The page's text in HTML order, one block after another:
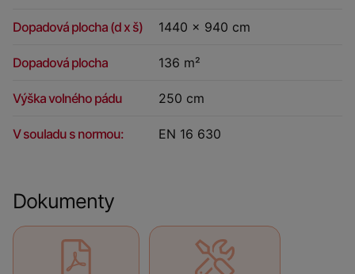
Dopadová plocha (d x š) 1440 x 940 cm
Dopadová plocha 136 m²
Výška volného pádu 250 cm
V souladu s normou: EN 16 630
Dokumenty